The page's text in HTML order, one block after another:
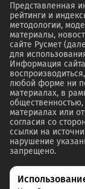
Представленная
рейтинги и
методологии,
материалы,
сайте Русмет
для
Информация
любой форме ни
материалах, в
материалах или
согласия со
ссылки на
нарушение
запрещено.